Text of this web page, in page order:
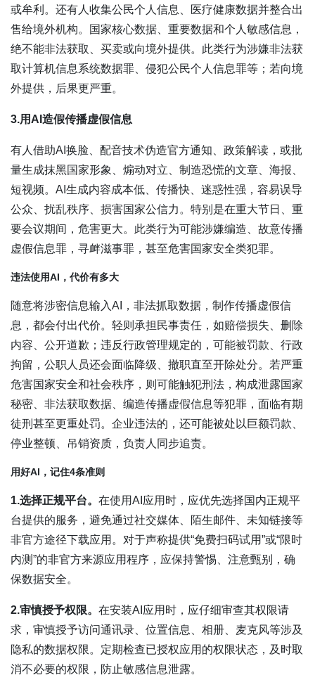
或牟利。还有人收集公民个人信息、医疗健康数据并整合出
售给境外机构。国家核心数据、重要数据和个人敏感信息，
绝不能非法获取、买卖或向境外提供。此类行为涉嫌非法获
取计算机信息系统数据罪、侵犯公民个人信息罪等；若向境
外提供，后果更严重。
3.用AI造假传播虚假信息
有人借助AI换脸、配音技术伪造官方通知、政策解读，或批
量生成抹黑国家形象、煽动对立、制造恐慌的文章、海报、
短视频。AI生成内容成本低、传播快、迷惑性强，容易误导
公众、扰乱秩序、损害国家公信力。特别是在重大节日、重
要会议期间，危害更大。此类行为可能涉嫌编造、故意传播
虚假信息罪，寻衅滋事罪，甚至危害国家安全类犯罪。
违法使用AI，代价有多大
随意将涉密信息输入AI，非法抓取数据，制作传播虚假信
息，都会付出代价。轻则承担民事责任，如赔偿损失、删除
内容、公开道歉；违反行政管理规定的，可能被罚款、行政
拘留，公职人员还会面临降级、撤职直至开除处分。若严重
危害国家安全和社会秩序，则可能触犯刑法，构成泄露国家
秘密、非法获取数据、编造传播虚假信息等犯罪，面临有期
徒刑甚至更重处罚。企业违法的，还可能被处以巨额罚款、
停业整顿、吊销资质，负责人同步追责。
用好AI，记住4条准则
1.选择正规平台。 在使用AI应用时，应优先选择国内正规平
台提供的服务，避免通过社交媒体、陌生邮件、未知链接等
非官方途径下载应用。对于声称提供“免费扫码试用”或“限时
内测”的非官方来源应用程序，应保持警惕、注意甄别，确
保数据安全。
2.审慎授予权限。 在安装AI应用时，应仔细审查其权限请
求，审慎授予访问通讯录、位置信息、相册、麦克风等涉及
隐私的数据权限。定期检查已授权应用的权限状态，及时取
消不必要的权限，防止敏感信息泄露。